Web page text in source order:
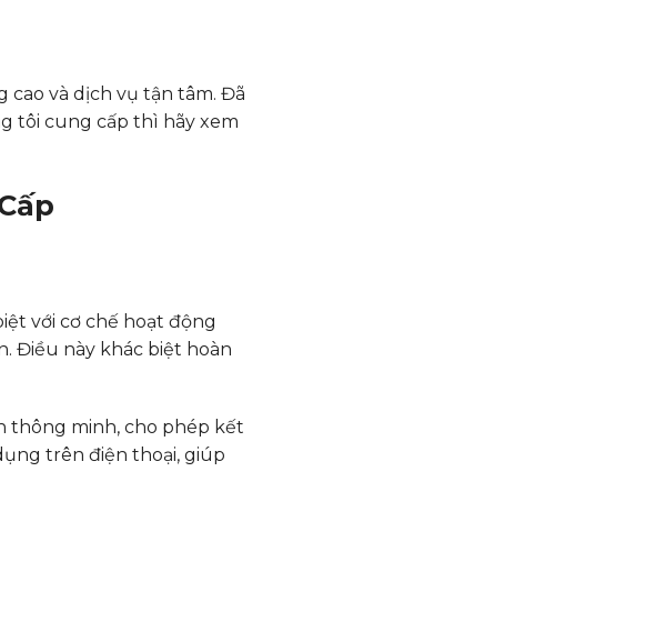
cao và dịch vụ tận tâm. Đã
tôi cung cấp thì hãy xem
với cơ chế hoạt động
Điều này khác biệt hoàn
thông minh, cho phép kết
trên điện thoại, giúp